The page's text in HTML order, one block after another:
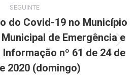
SEGUINTE
Next
post:
do Covid-19 no Município
de Emergência e
nº 61 de 24 de
2020 (domingo)